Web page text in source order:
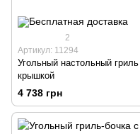
2
Артикул: 11294
Угольный настольный гриль
крышкой
4 738 грн